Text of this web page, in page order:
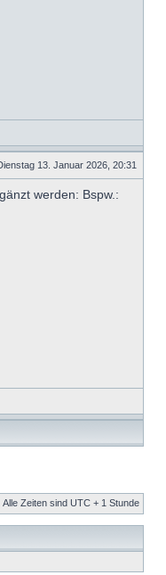
13. Januar 2026, 20:31
werden: Bspw.:
Alle Zeiten sind UTC + 1 Stunde